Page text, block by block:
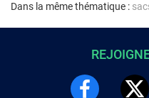
Dans la même thématique :